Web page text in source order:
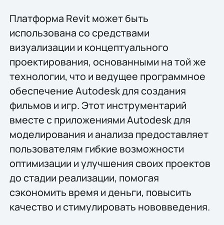
Платформа Revit может быть
использована со средствами
визуализации и концептуального
проектирования, основанными на той же
технологии, что и ведущее программное
обеспечение Autodesk для создания
фильмов и игр. Этот инструментарий
вместе с приложениями Autodesk для
моделирования и анализа предоставляет
пользователям гибкие возможности
оптимизации и улучшения своих проектов
до стадии реализации, помогая
сэкономить время и деньги, повысить
качество и стимулировать нововведения.